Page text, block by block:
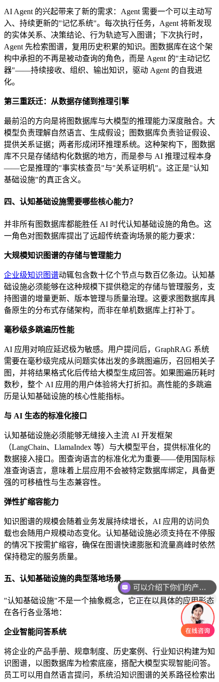
AI Agent 的兴起带来了新的需求：Agent 需要一个可以主动写
入、持续更新的"记忆系统"。每次执行任务，Agent 将新发现
的实体关系、决策结论、行为轨迹写入图谱；下次执行时，
Agent 先检索图谱，复用历史积累的知识。图数据库在这个架
构中承担的不再是被动查询的角色，而是 Agent 的"主动记忆
器"——持续接收、组织、输出知识，驱动 Agent 的自我进
化。
第三重跃迁：从数据存储到推理引擎
最前沿的方向是将图数据库与大模型的推理能力深度融合。大
模型负责理解自然语言、生成假设；图数据库负责验证假设、
提供关系证据；两者形成闭环推理系统。这种架构下，图数据
库不只是存储结构化数据的地方，而是参与 AI 推理过程本身
——它是推理的"事实核查员"与"关系证明机"。这正是"认知
基础设施"的真正含义。
四、认知基础设施需要哪些核心能力？
并非所有图数据库都能胜任 AI 时代认知基础设施的角色。这
一角色对图数据库提出了远超传统查询场景的能力要求：
大规模知识图谱的存储与管理能力
企业级知识图谱动辄包含数十亿个节点与数百亿条边。认知基
础设施必须能够在这种规模下提供稳定的存储与管理服务，支
持图谱的增量更新、版本管理与质量治理。这要求图数据库具
备原生的分布式存储架构，而非在单机数据库上打补丁。
毫秒级多跳遍历性能
AI 应用对响应延迟极为敏感。用户提问后，GraphRAG 系统
需要在毫秒级完成从问题实体出发的多跳图遍历，召回相关子
图，并将结果格式化后传给大模型生成回答。如果图遍历耗时
数秒，整个 AI 应用的用户体验将大打折扣。高性能的多跳遍
历是认知基础设施的核心性能指标。
与 AI 生态的标准化接口
认知基础设施必须能够无缝接入主流 AI 开发框架
（LangChain、LlamaIndex 等）与大模型平台，提供标准化的
数据接入接口。图查询语言的标准化尤为重要——使用国际标
准查询语言，意味着上层应用不会被特定数据库绑定，具备更
强的可移植性与生态兼容性。
弹性扩缩容能力
知识图谱的规模会随着业务发展持续增长，AI 应用的访问负
载也会随用户规模动态变化。认知基础设施必须支持在不停服
的情况下按需扩缩容，确保在图谱快速膨胀和流量高峰时依然
保持稳定的服务质量。
五、认知基础设施的典型落地场景
"认知基础设施"不是一个抽象概念，它正在以具体的应用形态
在各行各业落地：
企业智能问答系统
将企业的产品手册、规章制度、历史案例、行业知识构建为知
识图谱，以图数据库为检索底座，搭配大模型实现智能问答。
员工可以用自然语言提问，系统沿知识图谱的关系路径检索出
你们是怎么收费的呢